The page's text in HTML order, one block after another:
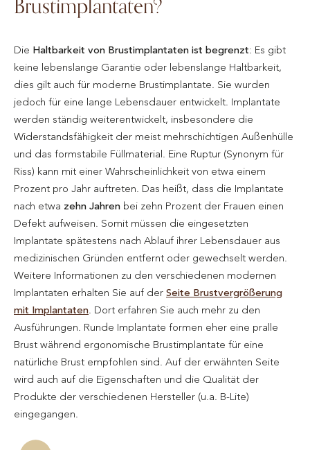
Die Haltbarkeit von Brustimplantaten ist begrenzt: Es gibt
keine lebenslange Garantie oder lebenslange Haltbarkeit,
dies gilt auch für moderne Brustimplantate. Sie wurden
jedoch für eine lange Lebensdauer entwickelt. Implantate
werden ständig weiterentwickelt, insbesondere die
Widerstandsfähigkeit der meist mehrschichtigen Außenhülle
und das formstabile Füllmaterial. Eine Ruptur (Synonym für
Riss) kann mit einer Wahrscheinlichkeit von etwa einem
Prozent pro Jahr auftreten. Das heißt, dass die Implantate
nach etwa zehn Jahren bei zehn Prozent der Frauen einen
Defekt aufweisen. Somit müssen die eingesetzten
Implantate spätestens nach Ablauf ihrer Lebensdauer aus
medizinischen Gründen entfernt oder gewechselt werden.
Weitere Informationen zu den verschiedenen modernen
Implantaten erhalten Sie auf der Seite Brustvergrößerung
mit Implantaten . Dort erfahren Sie auch mehr zu den
Ausführungen. Runde Implantate formen eher eine pralle
Brust während ergonomische Brustimplantate für eine
natürliche Brust empfohlen sind. Auf der erwähnten Seite
wird auch auf die Eigenschaften und die Qualität der
Produkte der verschiedenen Hersteller (u.a. B-Lite)
eingegangen.